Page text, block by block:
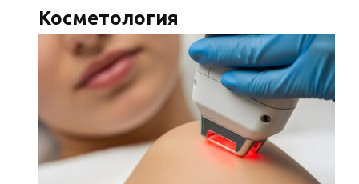
Косметология